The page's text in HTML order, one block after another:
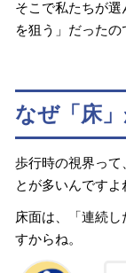
そこで私たちが
を狙う」だったの
なぜ「床
歩行時の視界って
とが多いんですよ
床面は、「連続
すからね。